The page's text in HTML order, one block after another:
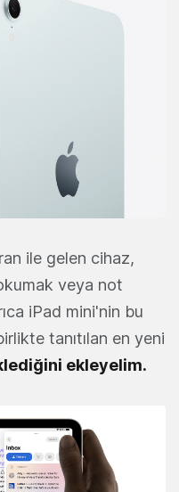
ile gelen cihaz,
veya not
iPad mini'nin bu
tanıtılan en yeni
ekleyelim.